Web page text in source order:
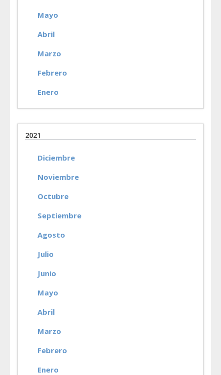
Mayo
Abril
Marzo
Febrero
Enero
2021
Diciembre
Noviembre
Octubre
Septiembre
Agosto
Julio
Junio
Mayo
Abril
Marzo
Febrero
Enero